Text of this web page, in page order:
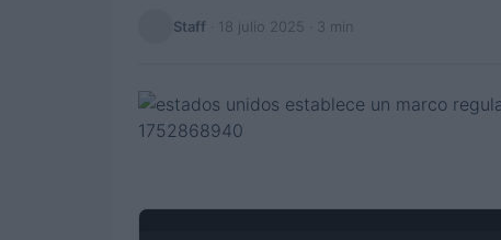
Staff 18 julio 2025 · 3 min